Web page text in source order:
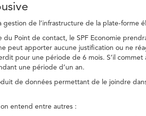
gestion de l’infrastructure de la plate-forme
du Point de contact, le SPF Economie
peut apporter aucune justification ou ne
pour une période de 6 mois. S’il commet
une période d’un an.
de données permettant de le joindre
on entend entre autres :